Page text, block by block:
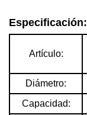
Especificación:
Artículo:
Diámetro:
Capacidad: